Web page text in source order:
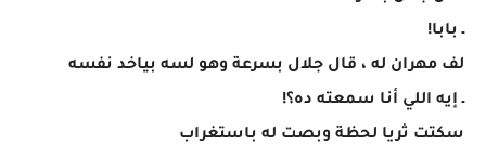
ـ بابا!
لف مهران له ، قال جلال بسرعة وهو لسه بياخد نفسه
ـ إيه اللي أنا سمعته ده؟!
سكتت ثريا لحظة وبصت له باستغراب